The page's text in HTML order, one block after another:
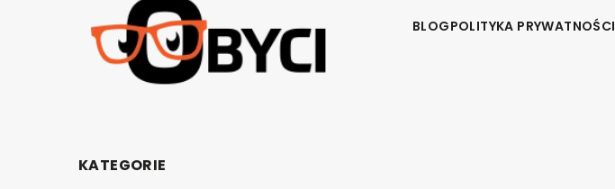
BLOGPOLITYKA PRYWATNOŚCI
KATEGORIE